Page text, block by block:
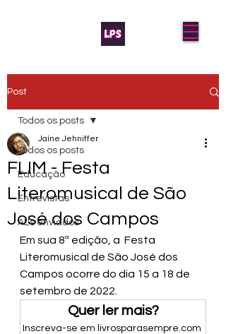
Post
Todos os posts
Educação
Entrevistas
AL's enviados
Todos os posts
FLIM - Festa
Literomusical de São
José dos Campos
Jaíne Jehniffer
Em sua 8ª edição, a Festa
Literomusical de São José dos
Campos ocorre do dia 15 a 18 de
setembro de 2022.
Quer ler mais?
Inscreva-se em livrosparasempre.com